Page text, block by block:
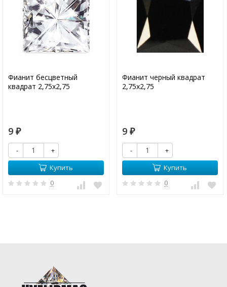
Фианит бесцветный
квадрат 2,75х2,75
9 ₽
-
+
Купить
0
Фианит черный квадрат
2,75х2,75
9 ₽
-
+
Купить
0